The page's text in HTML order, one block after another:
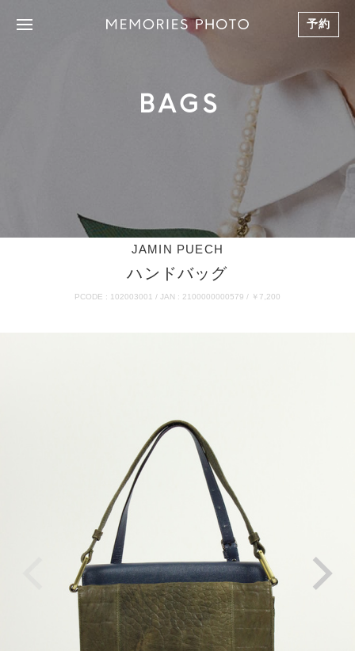
予約
BAGS
JAMIN PUECH
ハンドバッグ
PCODE : 102003001 / JAN : 2100000000579 / ￥7,200